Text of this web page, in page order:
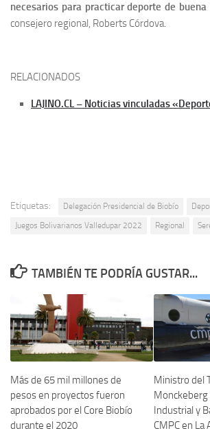
necesarios para practicar deporte de buena
consejero regional, Roberts Córdova.
RELACIONADOS
LAJINO.CL – Noticias vinculadas
Etiquetas: Delegación Presidencial de Biobío
Juegos Bolivarianos Valledupar 2022
Regional
TAMBIÉN TE PODRÍA GUSTAR...
Más de 65 mil millones de
pesos en proyectos fueron
aprobados por el Core Biobío
durante el 2020
Ministro del
Monckeberg
Industrial y
CMPC en La